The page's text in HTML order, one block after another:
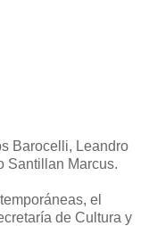
Barocelli, Leandro
Santillan Marcus.
el
de Cultura y